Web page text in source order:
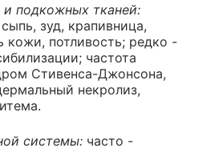
подкожных тканей:
зуд, крапивница,
кожи, потливость; редко -
частота
Стивенса-Джонсона,
некролиз,
системы: часто -